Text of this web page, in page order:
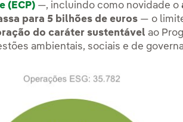
(ECP) —, incluindo como novidade o
para 5 bilhões de euros — o
do caráter sustentável ao
ambientais, sociais e de